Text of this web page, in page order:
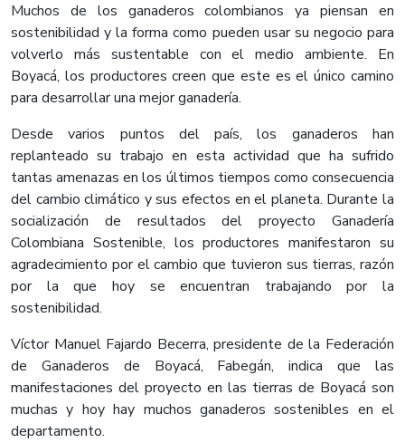
Muchos de los ganaderos colombianos ya piensan en
sostenibilidad y la forma como pueden usar su negocio para
volverlo más sustentable con el medio ambiente. En
Boyacá, los productores creen que este es el único camino
para desarrollar una mejor ganadería.
Desde varios puntos del país, los ganaderos han
replanteado su trabajo en esta actividad que ha sufrido
tantas amenazas en los últimos tiempos como consecuencia
del cambio climático y sus efectos en el planeta. Durante la
socialización de resultados del proyecto Ganadería
Colombiana Sostenible, los productores manifestaron su
agradecimiento por el cambio que tuvieron sus tierras, razón
por la que hoy se encuentran trabajando por la
sostenibilidad.
Víctor Manuel Fajardo Becerra, presidente de la Federación
de Ganaderos de Boyacá, Fabegán, indica que las
manifestaciones del proyecto en las tierras de Boyacá son
muchas y hoy hay muchos ganaderos sostenibles en el
departamento.